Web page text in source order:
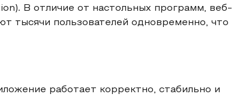
В отличие от настольных программ, веб-
тысячи пользователей одновременно, что
работает корректно, стабильно и